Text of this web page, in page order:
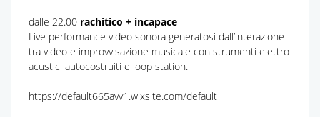
dalle 22.00 rachitico + incapace
Live performance video sonora generatosi dall’interazione
tra video e improvvisazione musicale con strumenti elettro
acustici autocostruiti e loop station.
https://default665avv1.wixsite.com/default